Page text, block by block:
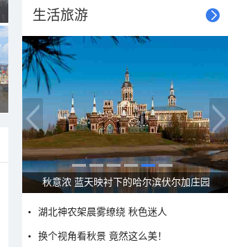
生活旅游
秋意浓 蓝天映衬下的哈尔滨伏尔加庄园
湖北神农架晨雾缭绕 秋色迷人
换个视角看秋景 竟然这么美！